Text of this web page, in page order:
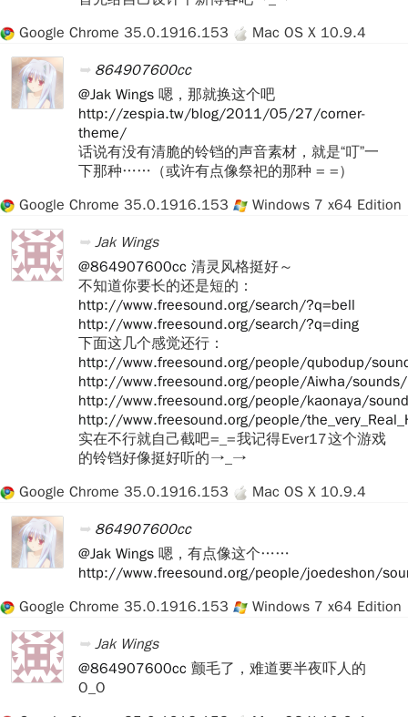
Google Chrome 35.0.1916.153
Mac OS X 10.9.4
864907600cc
@Jak Wings 嗯，那就换这个吧
http://zespia.tw/blog/2011/05/27/corner-
theme/
话说有没有清脆的铃铛的声音素材，就是“叮”一
下那种……（或许有点像祭祀的那种 = =）
Google Chrome 35.0.1916.153
Windows 7 x64 Edition
Jak Wings
@864907600cc 清灵风格挺好～
不知道你要长的还是短的：
http://www.freesound.org/search/?q=bell
http://www.freesound.org/search/?q=ding
下面这几个感觉还行：
http://www.freesound.org/people/qubodup/
http://www.freesound.org/people/Aiwha/
http://www.freesound.org/people/kaonaya/
http://www.freesound.org/people/
实在不行就自己截吧 =_= 我记得 Ever17 这个游戏
的铃铛好像挺好听的 →_→
Google Chrome 35.0.1916.153
Mac OS X 10.9.4
864907600cc
@Jak Wings 嗯，有点像这个……
http://www.freesound.org/people/joedeshon/
Google Chrome 35.0.1916.153
Windows 7 x64 Edition
Jak Wings
@864907600cc 颤毛了，难道要半夜吓人的
O_O